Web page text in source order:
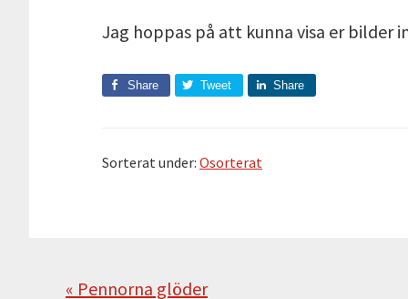
Jag hoppas på att kunna visa er bilder
Share Tweet Share
Sorterat under: Osorterat
Föregående
« Pennorna glöder